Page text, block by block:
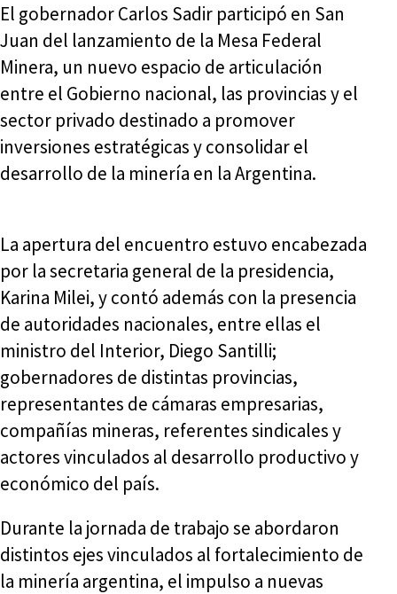
El gobernador Carlos Sadir participó en San
Juan del lanzamiento de la Mesa Federal
Minera, un nuevo espacio de articulación
entre el Gobierno nacional, las provincias y el
sector privado destinado a promover
inversiones estratégicas y consolidar el
desarrollo de la minería en la Argentina.
La apertura del encuentro estuvo encabezada
por la secretaria general de la presidencia,
Karina Milei, y contó además con la presencia
de autoridades nacionales, entre ellas el
ministro del Interior, Diego Santilli;
gobernadores de distintas provincias,
representantes de cámaras empresarias,
compañías mineras, referentes sindicales y
actores vinculados al desarrollo productivo y
económico del país.
Durante la jornada de trabajo se abordaron
distintos ejes vinculados al fortalecimiento de
la minería argentina, el impulso a nuevas